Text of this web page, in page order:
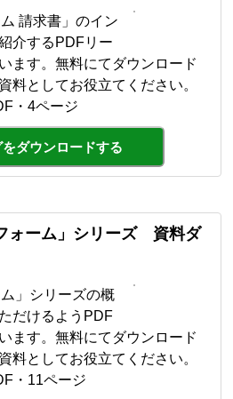
請求書」のイン
介するPDFリー
ます。無料にてダウンロード
料としてお役立てください。
・4ページ
をダウンロードする
ォーム」シリーズ 資料ダ
」シリーズの概
だけるようPDF
ます。無料にてダウンロード
料としてお役立てください。
・11ページ